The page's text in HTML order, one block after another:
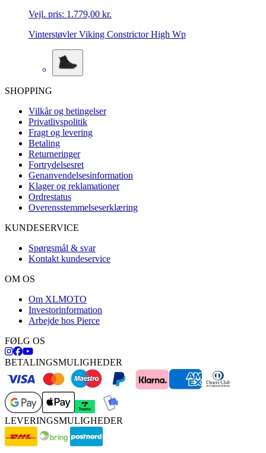
Vejl. pris: 1.779,00 kr.
Vinterstøvler Viking Constrictor High Wp
SHOPPING
Vilkår og betingelser
Privatlivspolitik
Fragt og levering
Betaling
Returneringer
Fortrydelsesret
Genanvendelsesinformation
Klager og reklamationer
Ordrestatus
Overensstemmelseserklæring
KUNDESERVICE
Spørgsmål & svar
Kontakt kundeservice
OM OS
Om XLMOTO
Investorinformation
Arbejde hos Pierce
FØLG OS
BETALINGSMULIGHEDER
LEVERINGSMULIGHEDER